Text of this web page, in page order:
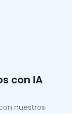
con IA
nuestros